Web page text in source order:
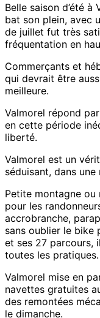
plein
à
Valmorel
!
Belle saison d’été à
bat son plein, avec
de juillet fut très
fréquentation en
Commerçants et
qui devrait être
meilleure.
Valmorel répond
en cette période
liberté.
Valmorel est un
séduisant, dans
Petite montagne
pour les
accrobranche,
sans oublier le bike
et ses 27 parcours,
toutes les pratiques.
Valmorel mise en
navettes gratuites
des remontées
le dimanche.